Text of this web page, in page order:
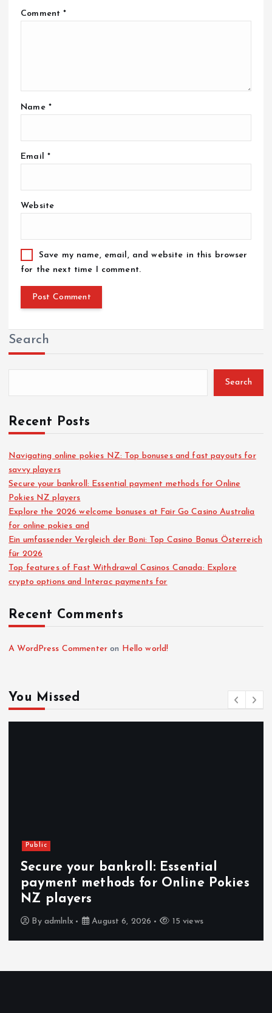
Comment*
Name *
Email *
Website
Save my name, email, and website in this browser
for the next time I comment.
Search
Search
Recent Posts
Navigating online pokies NZ: Top bonuses and fast payouts for
savvy players
Secure your bankroll: Essential payment methods for Online
Pokies NZ players
Explore the 2026 welcome bonuses at Fair Go Casino Australia
for online pokies and
Ein umfassender Vergleich der Boni: Top Casino Bonus Österreich
für 2026
Top features of Fast Withdrawal Casinos Canada: Explore
crypto options and Interac payments for
Recent Comments
A WordPress Commenter on Hello world!
You Missed
Public
Secure your bankroll: Essential
payment methods for Online Pokies
NZ players
By admlnlx August 6, 2026 15 views